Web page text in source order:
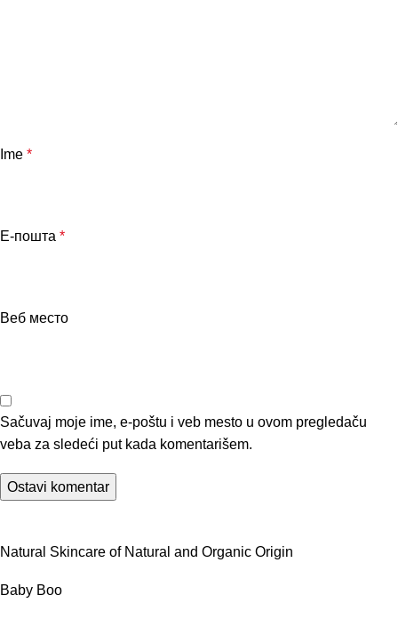
Ime *
Е-пошта *
Веб место
Sačuvaj moje ime, e-poštu i veb mesto u ovom pregledaču
veba za sledeći put kada komentarišem.
Natural Skincare of Natural and Organic Origin
Baby Boo